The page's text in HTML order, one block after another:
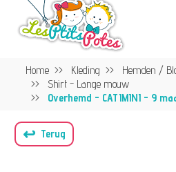
Home Kleding
Hemden /
Shirt - Lange mouw
Overhemd - CATIMINI - 9
↩ Terug